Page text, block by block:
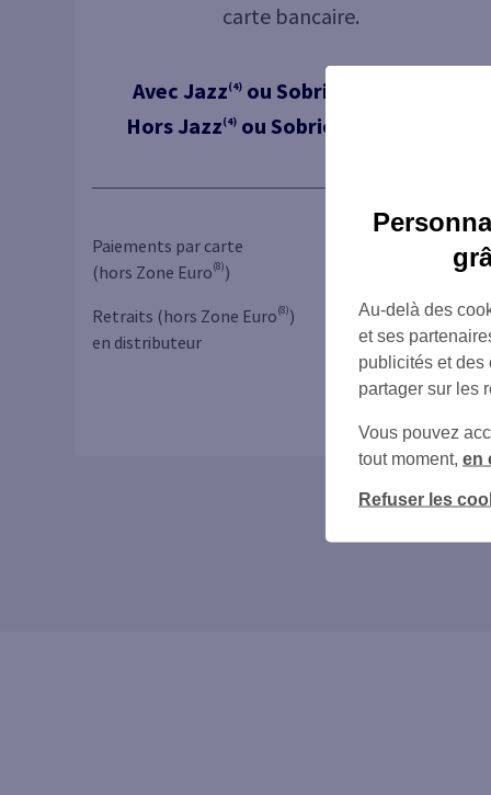
carte bancaire.
Avec Jazz(4)ou Sobrio
Hors Jazz(4)ou Sobrio
Paiements par carte
(hors Zone Euro(8))
Jusqu’à
/ mois
Retraits (hors Zone Euro(8))
en distributeur
Jusqu’à
2 retraits(7)/ mois
Au-delà des
et ses
publicités et des
partager sur les
Vous pouvez
tout moment, en
Refuser les